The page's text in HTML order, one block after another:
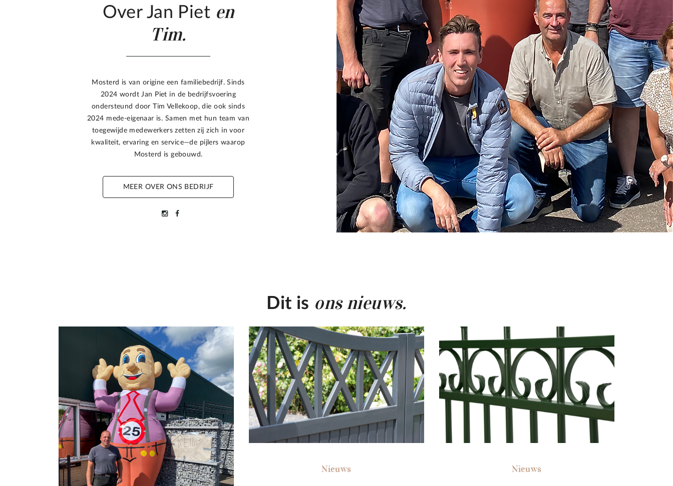
Over Jan Piet en
Tim.
Mosterd is van origine een familiebedrijf. Sinds
2024 wordt Jan Piet in de bedrijfsvoering
ondersteund door Tim Vellekoop, die ook sinds
2024 mede-eigenaar is. Samen met hun team van
toegewijde medewerkers zetten zij zich in voor
kwaliteit, ervaring en service—de pijlers waarop
Mosterd is gebouwd.
MEER OVER ONS BEDRIJF
Dit is ons nieuws.
Nieuws Nieuws